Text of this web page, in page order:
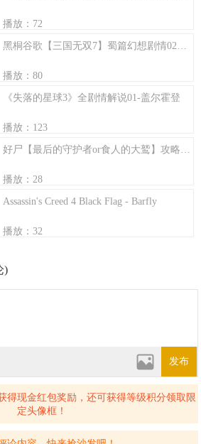
播放：72
黑桐谷歌【三国无双7】蜀篇幻想剧情02陆口之战有解说
播放：80
《失落的星球3》全剧情解说01-盖尔霍登
播放：123
好尸【最后的守护者or食人的大鹫】攻略解说第七期
播放：28
Assassin's Creed 4 Black Flag - Barfly
播放：32
)
发布
得现金红包奖励，还可获得等级积分领取限
定头像框！